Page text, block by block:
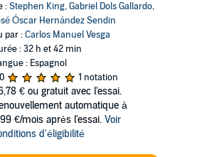
:Stephen King,Gabriel Dols Gallardo,
Óscar Hernández Sendin
par :Carlos Manuel Vesga
: 32 h et 42 min
: Espagnol
1 notation
€ ou gratuit avec l'essai.
automatique à
€/mois après l'essai. Voir
d'éligibilité